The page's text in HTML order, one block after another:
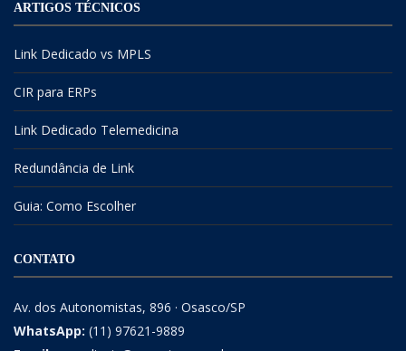
ARTIGOS TÉCNICOS
Link Dedicado vs MPLS
CIR para ERPs
Link Dedicado Telemedicina
Redundância de Link
Guia: Como Escolher
CONTATO
Av. dos Autonomistas, 896 · Osasco/SP
WhatsApp: (11) 97621-9889